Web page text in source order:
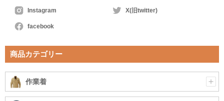
Instagram X(旧twitter)
facebook
商品カテゴリー
作業着